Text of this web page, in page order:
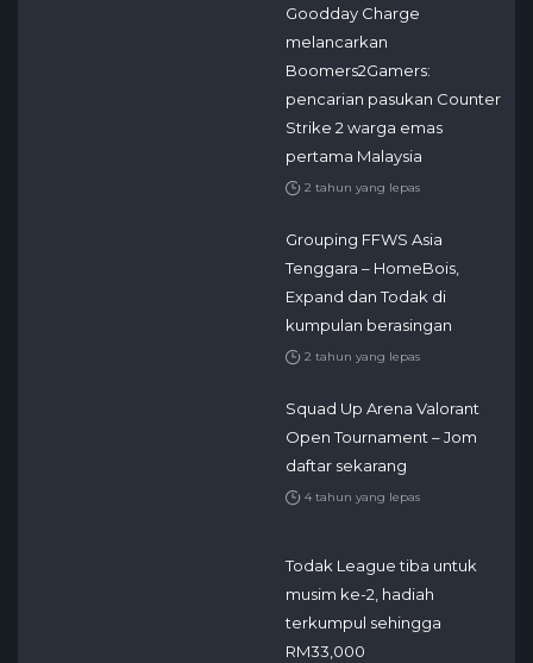
Goodday Charge
melancarkan
Boomers2Gamers:
pencarian pasukan Counter
Strike 2 warga emas
pertama Malaysia
2 tahun yang lepas
Grouping FFWS Asia
Tenggara – HomeBois,
Expand dan Todak di
kumpulan berasingan
2 tahun yang lepas
Squad Up Arena Valorant
Open Tournament – Jom
daftar sekarang
4 tahun yang lepas
Todak League tiba untuk
musim ke-2, hadiah
terkumpul sehingga
RM33,000